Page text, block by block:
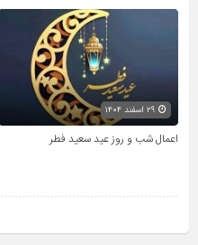
اعمال شب و روز عید سعید فطر